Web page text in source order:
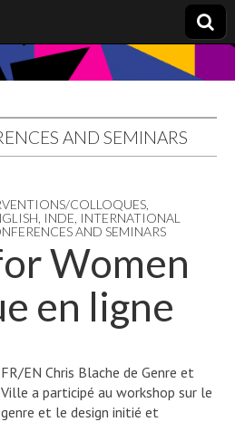
AND SEMINARS
COLLOQUES
INDE INTERNATIONAL
AND SEMINARS
Women
en ligne
FR/EN Chris Blache de Genre et
Ville a participé au workshop sur le
genre et le design initié et